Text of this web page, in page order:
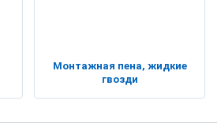
Монтажная пена, жидкие
гвозди